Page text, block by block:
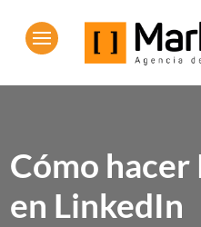
Cómo
en LinkedIn